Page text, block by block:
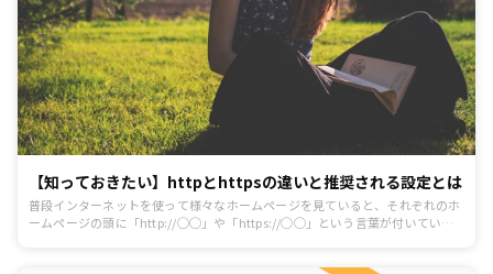
【知っておきたい】httpとhttpsの違いと推奨される設定とは
普段インターネットを使って様々なホームページを見ていると、それぞれのホ
ームページの頭に「http://◯◯」や「https://◯◯」という言葉が付いている